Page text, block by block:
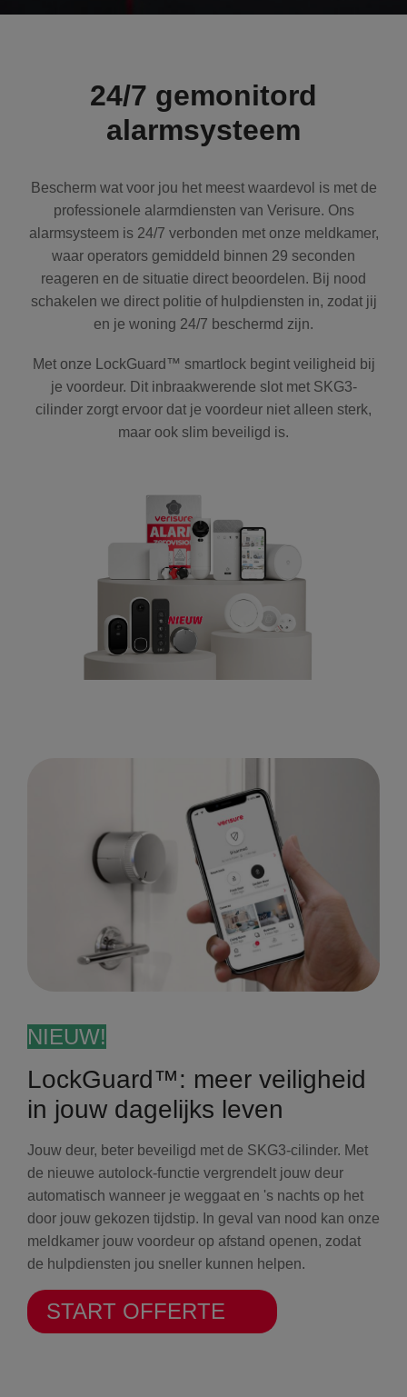
24/7 gemonitord
alarmsysteem
Bescherm wat voor jou het meest waardevol is met de
professionele alarmdiensten van Verisure. Ons
alarmsysteem is 24/7 verbonden met onze meldkamer,
waar operators gemiddeld binnen 29 seconden
reageren en de situatie direct beoordelen. Bij nood
schakelen we direct politie of hulpdiensten in, zodat jij
en je woning 24/7 beschermd zijn.
Met onze LockGuard™ smartlock begint veiligheid bij
je voordeur. Dit inbraakwerende slot met SKG3-
cilinder zorgt ervoor dat je voordeur niet alleen sterk,
maar ook slim beveiligd is.
NIEUW!
LockGuard™: meer veiligheid
in jouw dagelijks leven
Jouw deur, beter beveiligd met de SKG3-cilinder. Met
de nieuwe autolock-functie vergrendelt jouw deur
automatisch wanneer je weggaat en 's nachts op het
door jouw gekozen tijdstip. In geval van nood kan onze
meldkamer jouw voordeur op afstand openen, zodat
de hulpdiensten jou sneller kunnen helpen.
START OFFERTE